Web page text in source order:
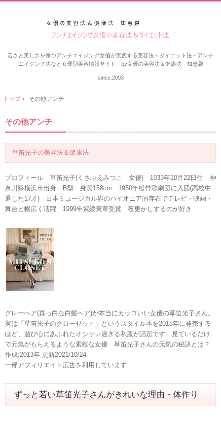
若さと美しさを保つアンチエイジング女優が実践する美容法・ダイエット法・アンチ
エイジング法など女優別美容情報サイト by女優の美容法＆健康法 知恵袋
since.2003
トップ› その他アンチ
その他アンチ
草笛光子の美容法＆健康法
プロフィール 草笛光子(くさぶえみつこ 女優) 1933年10月22日生 神
奈川県横浜市出身 B型 身長158cm 1950年松竹歌劇団に入団(高校中
退した17才) 日本ミュージカル界のパイオニア的存在でテレビ・映画・
舞台と幅広く活躍 1999年紫綬褒章受賞 夜更かしするのが好き
グレーヘア(真っ白な白髪ヘア)が本当にカッコいい女優の草笛光子さん。
実は「草笛光子のクローゼット」というスタイル本を2018年に発売する
ほど、遊び心にあふれたオシャレ過ぎる私服が話題です。見ているだけ
で元気がもらえるような素敵な女優 草笛光子さんの元気の秘訣とは？
作成:2013年 更新2021/10/24
一部アフィリエイト広告を利用しています
ずっと若い草笛光子さんがきれいな理由・体作り